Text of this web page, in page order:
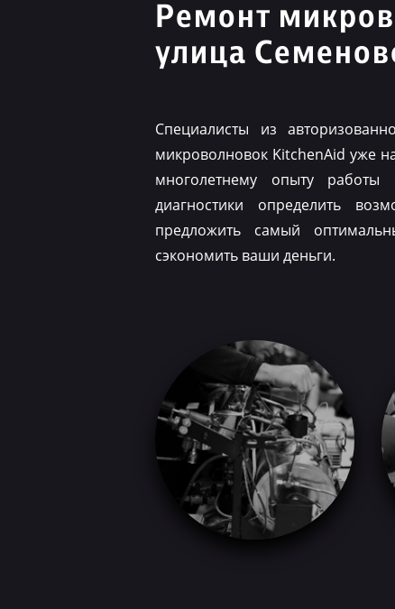
Ремонт
улица
Специалисты из
микроволновок KitchenAid уже
многолетнему опыту
диагностики определить
предложить самый
сэкономить ваши деньги.